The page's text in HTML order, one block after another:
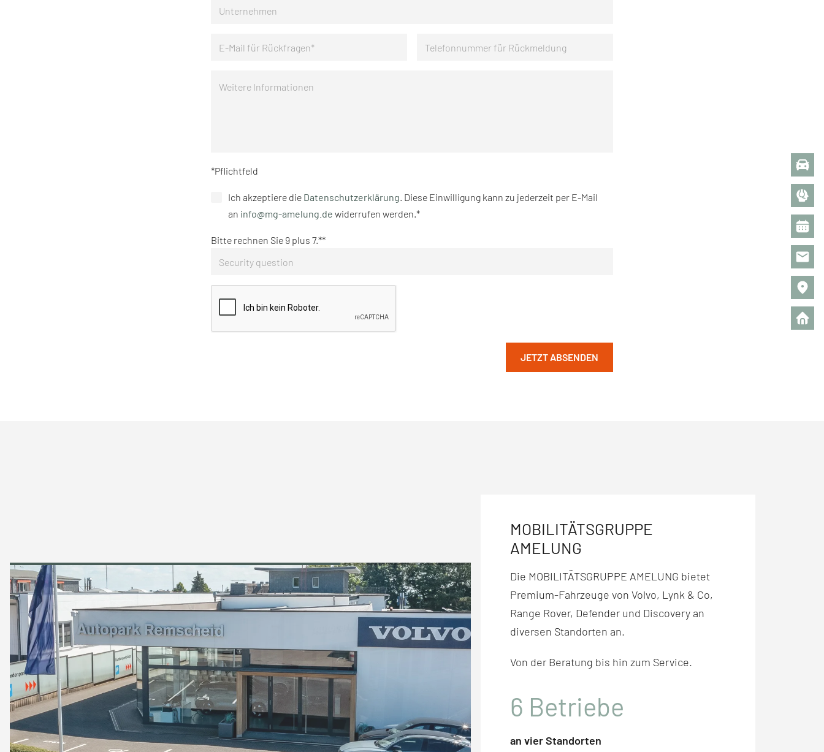
*Pflichtfeld
Ich akzeptiere die Datenschutzerklärung. Diese Einwilligung kann zu jederzeit per E-Mail
an info@mg-amelung.de widerrufen werden.*
Bitte rechnen Sie 9 plus 7.*
JETZT ABSENDEN
MOBILITÄTSGRUPPE
AMELUNG
Die MOBILITÄTSGRUPPE AMELUNG bietet
Premium-Fahr­zeuge von Volvo, Lynk & Co,
Range Rover, Defender und Discovery an
diversen Stand­orten an.
Von der Beratung bis hin zum Service.
6 Betriebe
an vier Standorten